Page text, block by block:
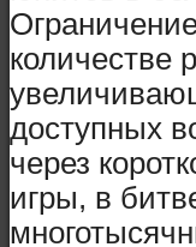
количестве
доступных
через
игры, в